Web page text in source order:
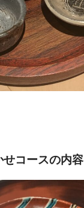
コースの内容